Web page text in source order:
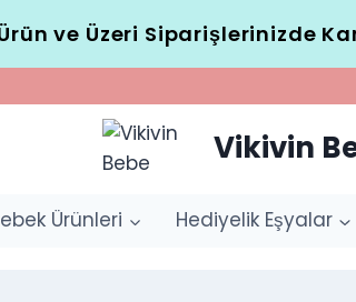
ve Üzeri Siparişlerinizde
Vikivin
Ürünleri Hediyelik Eşyalar